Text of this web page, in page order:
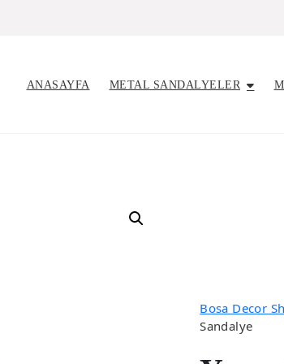
ANASAYFA METAL SANDALYELER
Bosa Decor
Sandalye